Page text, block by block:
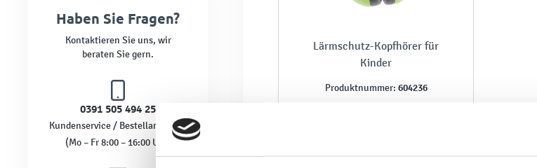
Haben Sie Fragen?
Kontaktieren Sie uns, wir
beraten Sie gern.
0391 505 494 25
Kundenservice / Bestellannahme
(Mo – Fr 8:00 – 16:00 Uhr)
Lärmschutz-Kopfhörer für
Kinder
Produktnummer: 604236